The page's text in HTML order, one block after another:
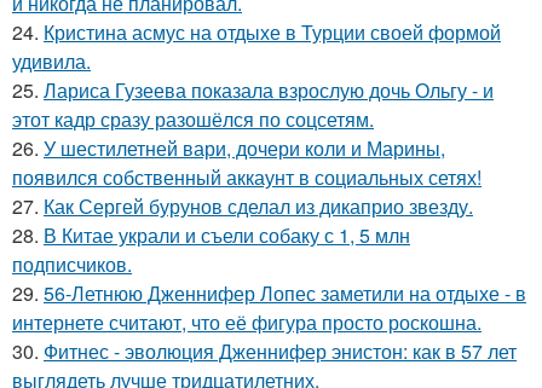
24. Кристина асмус на отдыхе в Турции своей формой
удивила.
25. Лариса Гузеева показала взрослую дочь Ольгу - и
этот кадр сразу разошёлся по соцсетям.
26. У шестилетней вари, дочери коли и Марины,
появился собственный аккаунт в социальных сетях!
27. Как Сергей бурунов сделал из дикаприо звезду.
28. В Китае украли и съели собаку с 1, 5 млн
подписчиков.
29. 56-Летнюю Дженнифер Лопес заметили на отдыхе - в
интернете считают, что её фигура просто роскошна.
30. Фитнес - эволюция Дженнифер энистон: как в 57 лет
выглядеть лучше тридцатилетних.